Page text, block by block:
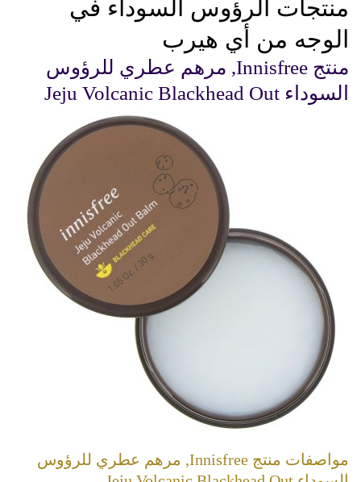
منتجات الرؤوس السوداء في
الوجه من أي هيرب
منتج Innisfree, مرهم عطري للرؤوس
السوداء Jeju Volcanic Blackhead Out
مواصفات منتج Innisfree, مرهم عطري للرؤوس